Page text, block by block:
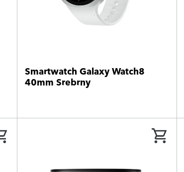
Smartwatch Galaxy Watch8
40mm Srebrny